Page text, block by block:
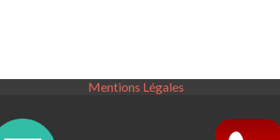
Mentions Légales